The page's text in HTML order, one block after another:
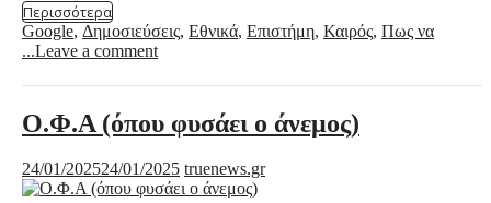
Περισσότερα
Google, Δημοσιεύσεις, Εθνικά, Επιστήμη, Καιρός, Πως να
...Leave a comment
Ο.Φ.Α (όπου φυσάει ο άνεμος)
24/01/202524/01/2025 truenews.gr